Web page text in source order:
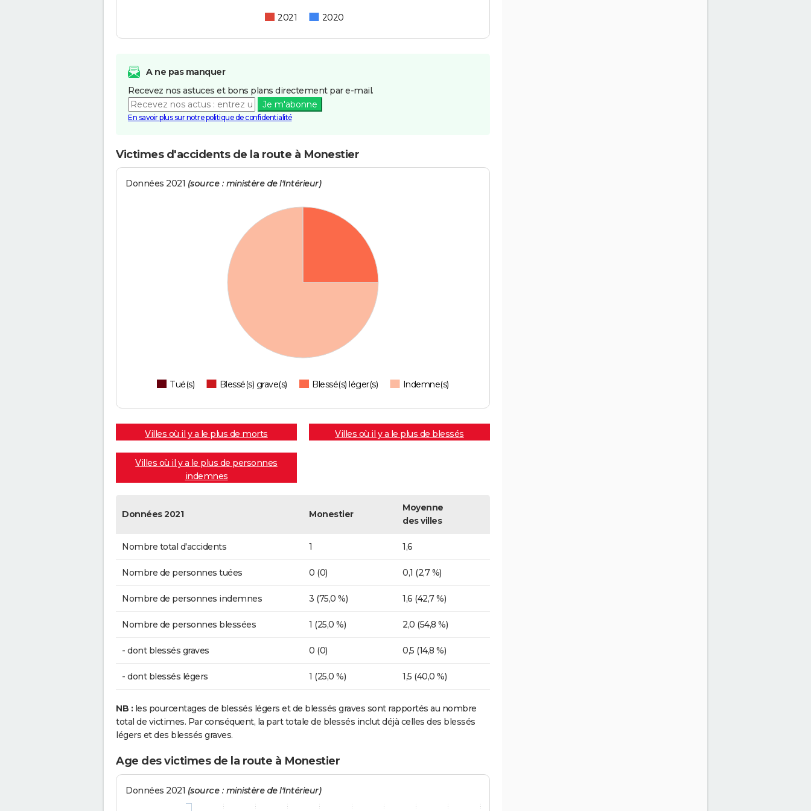
2021 2020
A ne pas manquer
Recevez nos astuces et bons plans directement par e-mail.
Je m'abonne
En savoir plus sur notre politique de confidentialité
Victimes d'accidents de la route à Monestier
Données 2021 (source : ministère de l'Intérieur)
Tué(s) Blessé(s) grave(s) Blessé(s) léger(s) Indemne(s)
Villes où il y a le plus de morts Villes où il y a le plus de blessés
Villes où il y a le plus de personnes
indemnes
Données 2021 Monestier
Moyenne
des villes
Nombre total d'accidents 1 1,6
Nombre de personnes tuées 0 (0) 0,1 (2,7 %)
Nombre de personnes indemnes 3 (75,0 %) 1,6 (42,7 %)
Nombre de personnes blessées 1 (25,0 %) 2,0 (54,8 %)
- dont blessés graves 0 (0) 0,5 (14,8 %)
- dont blessés légers 1 (25,0 %) 1,5 (40,0 %)
NB : les pourcentages de blessés légers et de blessés graves sont rapportés au nombre
total de victimes. Par conséquent, la part totale de blessés inclut déjà celles des blessés
légers et des blessés graves.
Age des victimes de la route à Monestier
Données 2021 (source : ministère de l'Intérieur)